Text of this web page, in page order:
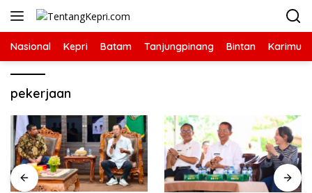
Langsung
Nasional Kepri Batam Tanjungpinang Bintan Karimun
pekerjaan